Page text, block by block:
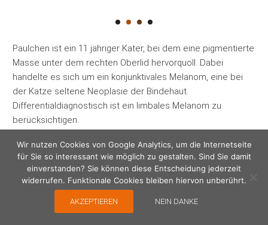
Paulchen ist ein 11 jähriger Kater, bei dem eine pigmentierte
Masse unter dem rechten Oberlid hervorquoll. Dabei
handelte es sich um ein konjunktivales Melanom, eine bei
der Katze seltene Neoplasie der Bindehaut.
Differentialdiagnostisch ist ein limbales Melanom zu
berücksichtigen.
back
zurück
Veröffentlicht
am
27. Februar 2025 Kategorien
Aktuelle Fälle
Beitragsnavigation
VORHERIGER
Krähen-OP-Woche
NÄCHSTER
Beitrag:
Wir nutzen Cookies von Google Analytics, um die Internetseite
für Sie so interessant wie möglich zu gestalten. Sind Sie damit
einverstanden? Sie können diese Entscheidung jederzeit
widerrufen. Funktionale Cookies bleiben hiervon unberührt.
AKZEPTIEREN NEIN DANKE